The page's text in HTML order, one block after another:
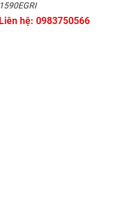
1590EGRI
Liên hệ: 0983750566